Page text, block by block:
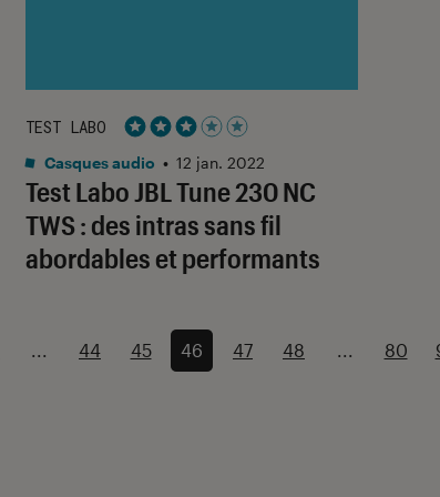
Test Labo JBL Tune 230 NC
TWS : des intras sans fil
abordables et performants
TEST LABO
Noté 3 étoiles sur 5
Casques audio • 12 jan. 2022
... 44 45 46 47 48 ... 80